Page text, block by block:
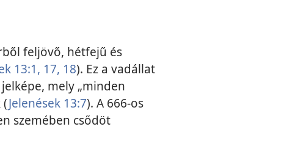
feljövő, hétfejű és
13:1, 17, 18). Ez a vadállat
mely „minden
Jelenések 13:7). A 666-os
szemében csődöt